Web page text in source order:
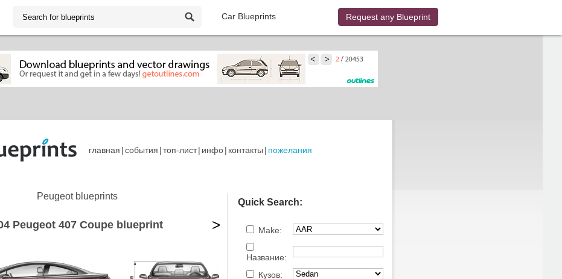
Car Blueprints Request any Blueprint
главная |события |топ-лист| инфо| контакты | пожелания
Peugeot blueprints
Peugeot 407 Coupe blueprint >
Quick Search:
Make:
Название:
Кузов: